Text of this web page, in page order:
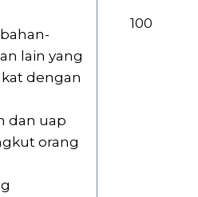
lain yang
dengan
dan uap
orang
100